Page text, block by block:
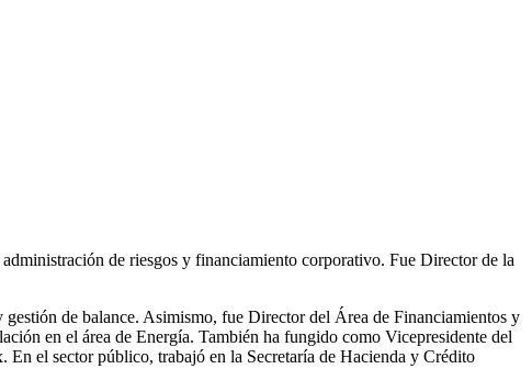
de riesgos y financiamiento corporativo. Fue Director de la
de balance. Asimismo, fue Director del Área de Financiamientos y
en el área de Energía. También ha fungido como Vicepresidente del
el sector público, trabajó en la Secretaría de Hacienda y Crédito